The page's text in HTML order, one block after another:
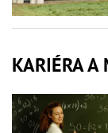
KARIÉRA A